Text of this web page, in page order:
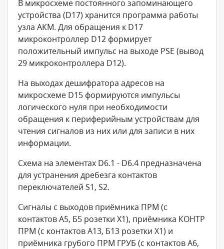
В микросхеме постоянного запоминающего
устройства (D17) хранится программа работы
узла АКМ. Для обращения к D17
микроконтроллер D12 формирует
положительный импульс на выходе PSE (вывод
29 микроконтроллера D12).
На выходах дешифратора адресов на
микросхеме D15 формируются импульсы
логического нуля при необходимости
обращения к периферийным устройствам для
чтения сигналов из них или для записи в них
информации.
Схема на элементах D6.1 - D6.4 предназначена
для устранения дребезга контактов
переключателей S1, S2.
Сигналы с выходов приёмника ПРМ (с
контактов А5, Б5 розетки X1), приёмника КОНТР
ПРМ (с контактов А13, Б13 розетки X1) и
приёмника грубого ПРМ ГРУБ (с контактов А6,